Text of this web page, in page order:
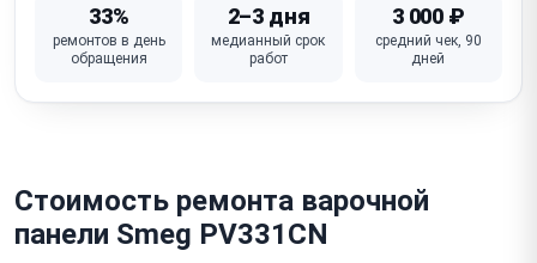
Не работает дисплей / нет индикации зон
Искрение / треск (стеклокерамика — соль/сахар,
33%
ремонтов в день
обращения
2–3 дня
медианный срок
работ
3 000 ₽
средний чек, 90
дней
Стоимость ремонта варочной
панели Smeg PV331CN